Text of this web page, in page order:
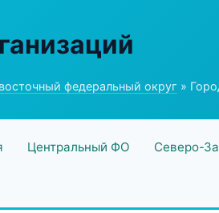
федеральный округ »
Центральный ФО Северо-